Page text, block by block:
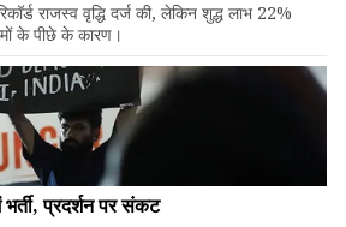
राजस्व वृद्धि दर्ज की, लेकिन शुद्ध लाभ 22%
के पीछे के कारण।
प्रदर्शन पर संकट